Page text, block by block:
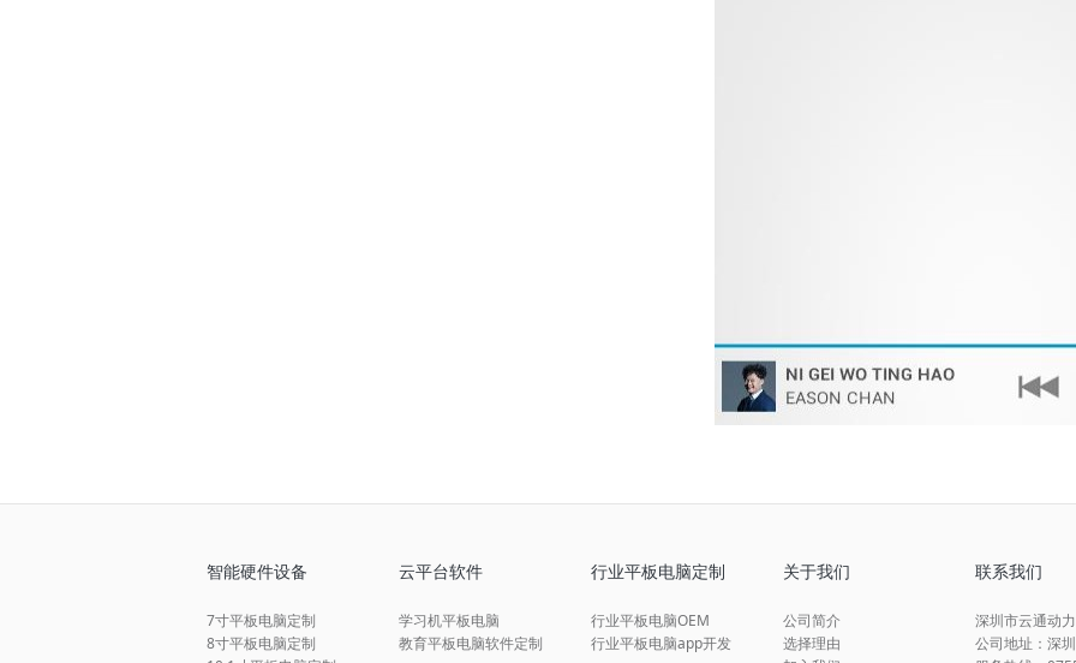
智能硬件设备
7寸平板电脑定制
8寸平板电脑定制
云平台软件
学习机平板电脑
教育平板电脑软件定制
行业平板电脑定制
行业平板电脑OEM
行业平板电脑app开发
关于我们
公司简介
选择理由
联系我们
深圳市云通动
公司地址：深